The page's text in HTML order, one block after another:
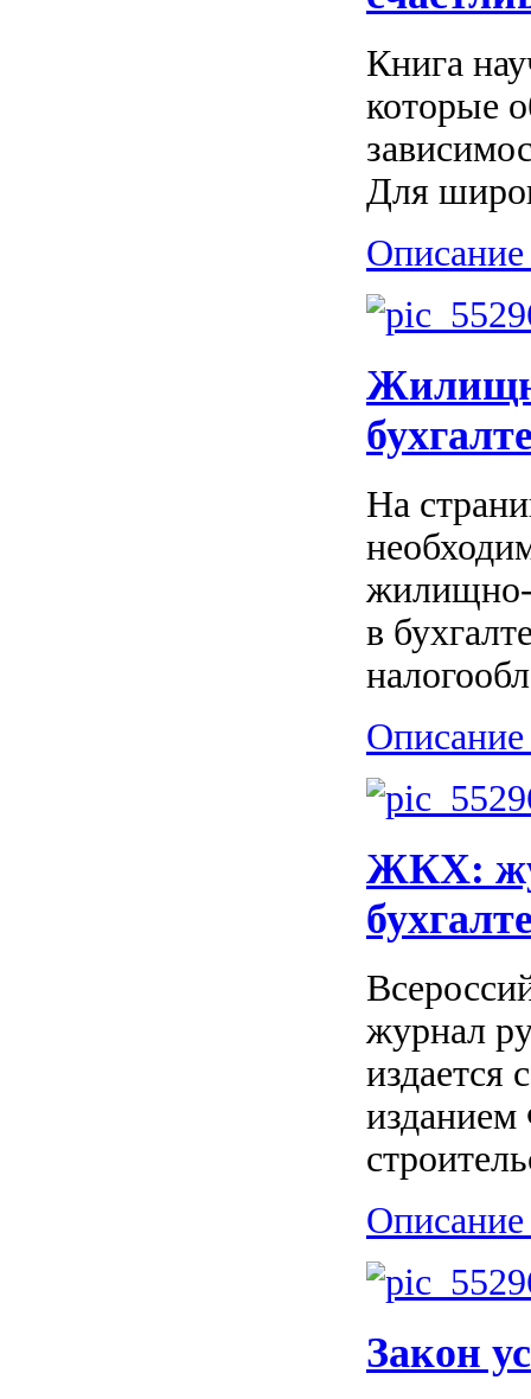
Книга
которые
Для
Описание
На
жилищно-
в
Описание
ЖКХ:
журнал
издается
изданием
Описание
Закон